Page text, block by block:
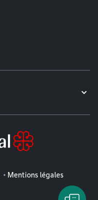
Mentions légales